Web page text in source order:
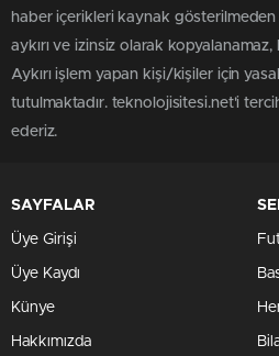
haber içerikleri kaynak gösterilmeden
aykırı ve izinsiz olarak
Aykırı işlem yapan kişi/kişiler için
tutulmaktadır. teknolojisitesi.net'i
ederiz.
SAYFALAR
Üye Girişi
Üye Kaydı
Künye
Hakkımızda